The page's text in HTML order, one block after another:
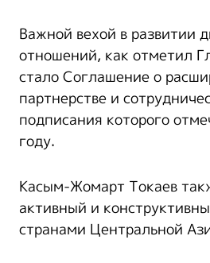
Важной вехой в развитии
отношений, как отметил
стало Соглашение о
партнерстве и
подписания которого
году.
Касым-Жомарт Токаев
активный и
странами Центральной